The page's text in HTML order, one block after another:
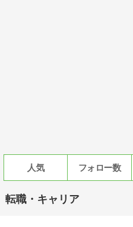
人気 フォロー数
転職・キャリア